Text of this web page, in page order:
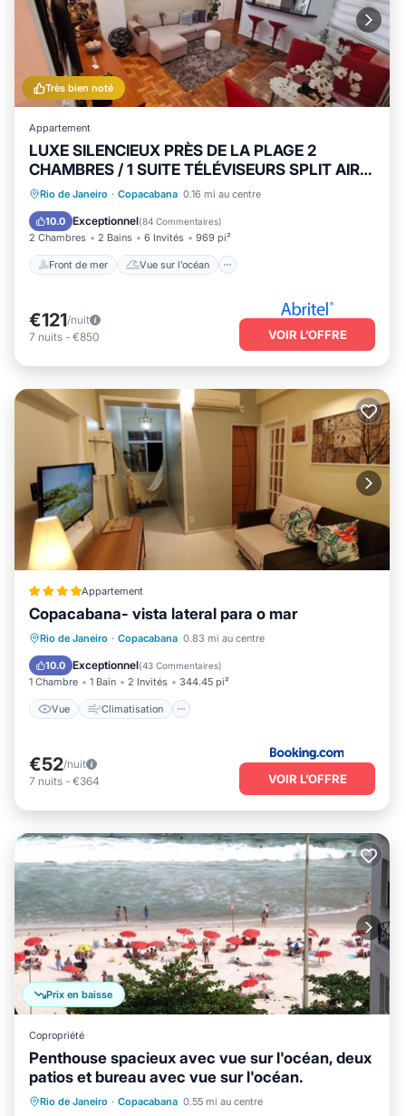
Très bien noté
Appartement
LUXE SILENCIEUX PRÈS DE LA PLAGE 2
CHAMBRES / 1 SUITE TÉLÉVISEURS SPLIT AIR
SÉCURITÉ WIFI 24
Rio de Janeiro · Copacabana 0.16 mi au centre
10.0 Exceptionnel(84 Commentaires)
2 Chambres 2 Bains 6 Invités 969 pi²
Front de mer Vue sur l’océan
Front de mer
Vue sur l’océan
Balcon/Terrasse
Vue
€121/nuit
7 nuits - €850 VOIR L’OFFRE
Appartement
Copacabana- vista lateral para o mar
Rio de Janeiro · Copacabana 0.83 mi au centre
10.0 Exceptionnel(43 Commentaires)
1 Chambre 1 Bain 2 Invités 344.45 pi²
Vue Climatisation
Vue Climatisation
Internet
Adapté aux enfants
€52/nuit
7 nuits - €364 VOIR L’OFFRE
Prix en baisse
Copropriété
Penthouse spacieux avec vue sur l'océan, deux
patios et bureau avec vue sur l'océan.
Rio de Janeiro · Copacabana 0.55 mi au centre